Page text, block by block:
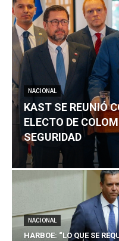
NACIONAL
KAST SE REUNIÓ
ELECTO DE
SEGURIDAD
NACIONAL
HARBOE: “LO QUE SE